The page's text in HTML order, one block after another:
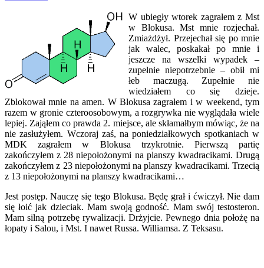
W ubiegły wtorek zagrałem z Mst
w Blokusa. Mst mnie rozjechał.
Zmiażdżył. Przejechał się po mnie
jak walec, poskakał po mnie i
jeszcze na wszelki wypadek –
zupełnie niepotrzebnie – obił mi
łeb maczugą. Zupełnie nie
wiedziałem co się dzieje.
Zblokował mnie na amen. W Blokusa zagrałem i w weekend, tym
razem w gronie czteroosobowym, a rozgrywka nie wyglądała wiele
lepiej. Zająłem co prawda 2. miejsce, ale skłamałbym mówiąc, że na
nie zasłużyłem. Wczoraj zaś, na poniedziałkowych spotkaniach w
MDK zagrałem w Blokusa trzykrotnie. Pierwszą partię
zakończyłem z 28 niepołożonymi na planszy kwadracikami. Drugą
zakończyłem z 23 niepołożonymi na planszy kwadracikami. Trzecią
z 13 niepołożonymi na planszy kwadracikami…
Jest postęp. Nauczę się tego Blokusa. Będę grał i ćwiczył. Nie dam
się łoić jak dzieciak. Mam swoją godność. Mam swój testosteron.
Mam silną potrzebę rywalizacji. Drżyjcie. Pewnego dnia położę na
łopaty i Salou, i Mst. I nawet Russa. Williamsa. Z Teksasu.